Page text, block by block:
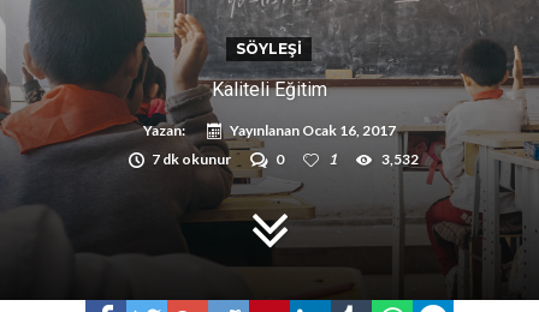
SÖYLEŞI
Kaliteli Eğitim
Yazan: Yayınlanan Ocak 16, 2017
7 dk okunur
0 1 3,532